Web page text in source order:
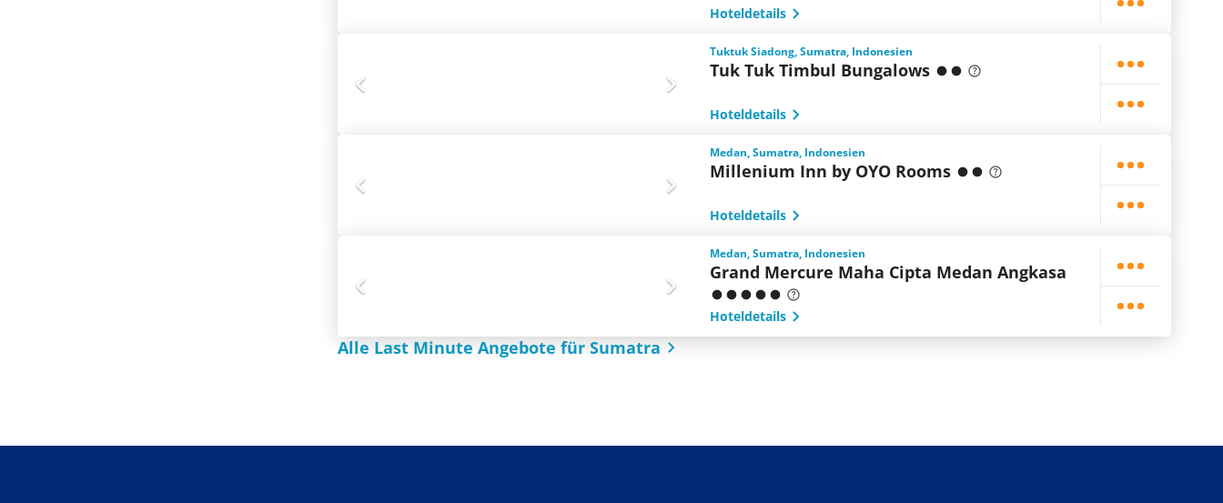
Hoteldetails
Tuktuk Siadong, Sumatra, Indonesien
Tuk Tuk Timbul Bungalows
Hoteldetails
Medan, Sumatra, Indonesien
Millenium Inn by OYO Rooms
Hoteldetails
Medan, Sumatra, Indonesien
Grand Mercure Maha Cipta Medan Angkasa
Hoteldetails
Alle Last Minute Angebote für Sumatra